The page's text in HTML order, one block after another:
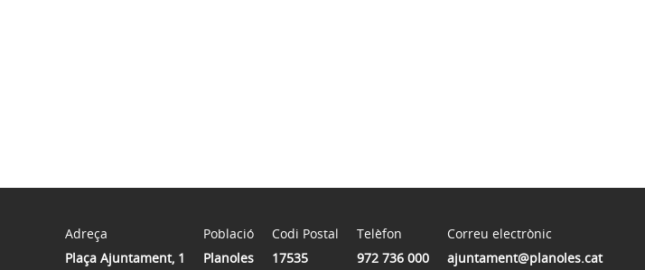
Adreça
Plaça Ajuntament, 1
Població
Planoles
Codi Postal
17535
Telèfon
972 736 000
Correu electrònic
ajuntament@planoles.cat